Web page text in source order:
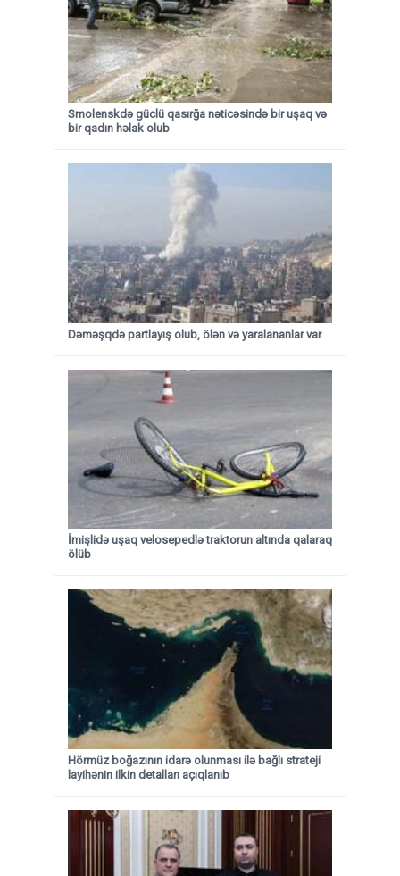
Smolenskdə güclü qasırğa nəticəsində bir uşaq və
bir qadın həlak olub
Dəməşqdə partlayış olub, ölən və yaralananlar var
İmişlidə uşaq velosepedlə traktorun altında qalaraq
ölüb
Hörmüz boğazının idarə olunması ilə bağlı strateji
layihənin ilkin detalları açıqlanıb